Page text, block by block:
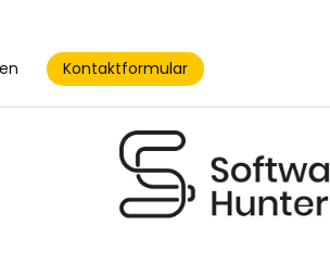
Kontaktformular